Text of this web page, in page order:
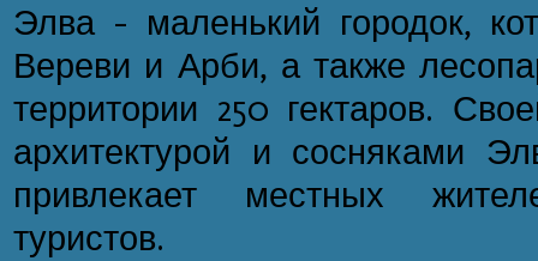
Элва - маленький городок,
Вереви и Арби, а также
территории 250 гектаров.
архитектурой и сосняками
привлекает местных
туристов.